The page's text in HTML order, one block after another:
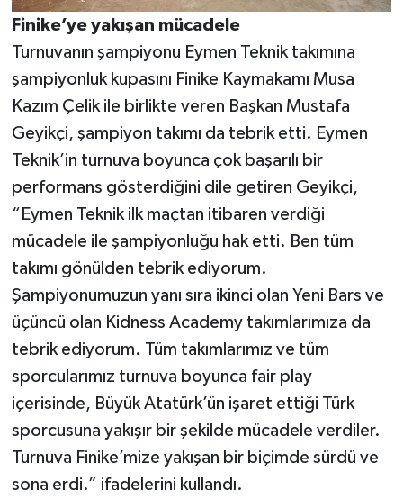
Finike’ye yakışan mücadele
Turnuvanın şampiyonu Eymen Teknik takımına
şampiyonluk kupasını Finike Kaymakamı Musa
Kazım Çelik ile birlikte veren Başkan Mustafa
Geyikçi, şampiyon takımı da tebrik etti. Eymen
Teknik’in turnuva boyunca çok başarılı bir
performans gösterdiğini dile getiren Geyikçi,
“Eymen Teknik ilk maçtan itibaren verdiği
mücadele ile şampiyonluğu hak etti. Ben tüm
takımı gönülden tebrik ediyorum.
Şampiyonumuzun yanı sıra ikinci olan Yeni Bars ve
üçüncü olan Kidness Academy takımlarımıza da
tebrik ediyorum. Tüm takımlarımız ve tüm
sporcularımız turnuva boyunca fair play
içerisinde, Büyük Atatürk’ün işaret ettiği Türk
sporcusuna yakışır bir şekilde mücadele verdiler.
Turnuva Finike’mize yakışan bir biçimde sürdü ve
sona erdi.” ifadelerini kullandı.